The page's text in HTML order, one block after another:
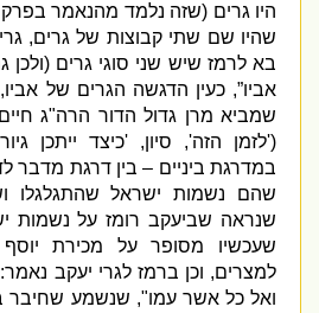
היו גרים(שזה נלמד מהנאמר בפרק ל"
שהיו שם שתי קבוצות של גרים,גרי
בא לרמז שיש שני סוגי גרים(ולכן
אביו”,כעין הדגשה הגרים של אביו,
שמביא מרן גדול הדור הרה"ג חיים
לזמן הזה',סיון, 'כיצד ייתכן גיור
במדרגת ביניים – בין דרגת מדבר
שהם נשמות ישראל שהתגלגלו
שנראה שביעקב רומז על נשמות
שעכשיו מסופר על מכירת יוסף
למצרים,וכן ברמז לגרי יעקב נאמר: "
ואל כל אשר עמו",שנשמע שחיבר